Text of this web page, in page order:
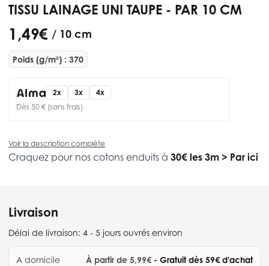
TISSU LAINAGE UNI TAUPE - PAR 10 CM
1,49 € / 10 cm
Poids (g/m²) : 370
2x 3x
4x
Dès 50 € (sans frais)
Voir la description complète
Craquez pour nos cotons enduits à 30€ les 3m > Par ici
Livraison
Délai de livraison: 4 - 5 jours ouvrés environ
A domicile À partir de 5,99€ - Gratuit dès 59€ d'achat